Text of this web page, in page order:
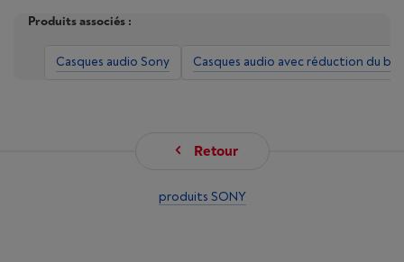
Produits associés :
Casques audio Sony Casques audio avec réduction du
Retour
produits SONY